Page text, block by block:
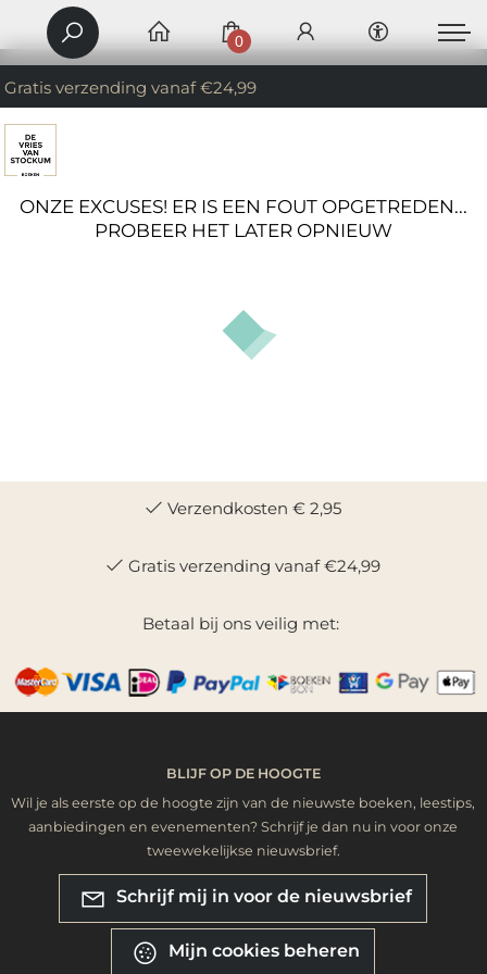
Gratis verzending vanaf €24,99
0
ONZE EXCUSES! ER IS EEN FOUT OPGETREDEN...
PROBEER HET LATER OPNIEUW
Verzendkosten € 2,95
Gratis verzending vanaf €24,99
Betaal bij ons veilig met:
BLIJF OP DE HOOGTE
Wil je als eerste op de hoogte zijn van de nieuwste boeken, leestips,
aanbiedingen en evenementen? Schrijf je dan nu in voor onze
tweewekelijkse nieuwsbrief.
Schrijf mij in voor de nieuwsbrief
Mijn cookies beheren